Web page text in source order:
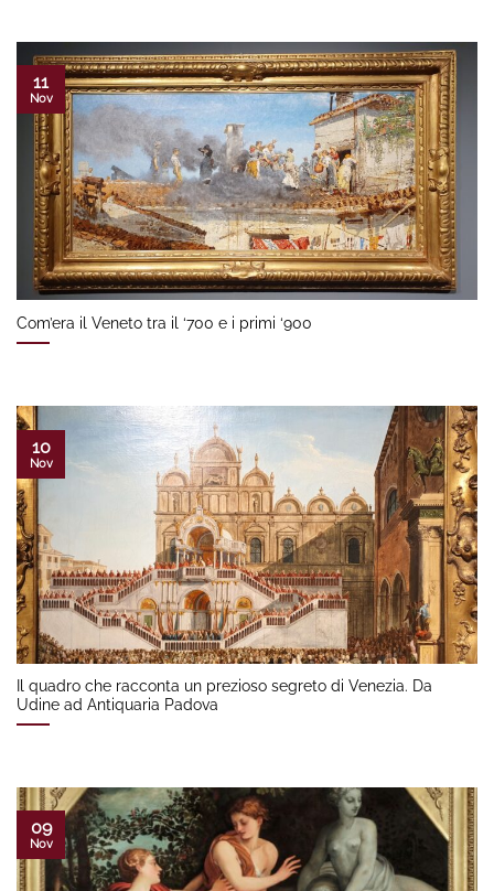
Com’era il Veneto tra il ‘700 e i primi ‘900
11
Nov
Il quadro che racconta un prezioso segreto di Venezia. Da
Udine ad Antiquaria Padova
10
Nov
09
Nov